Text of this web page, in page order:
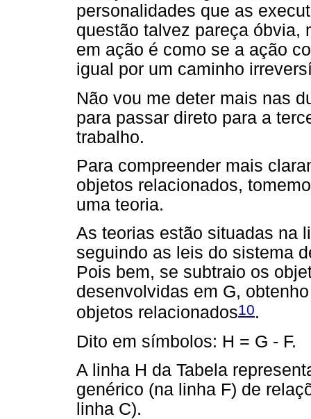
personalidades que as
questão talvez pareça óbvia,
em ação é como se a ação
igual por um caminho
Não vou me deter mais nas
para passar direto para a
trabalho.
Para compreender mais
objetos relacionados,
uma teoria.
As teorias estão situadas na
seguindo as leis do sistema
Pois bem, se subtraio os
desenvolvidas em G,
objetos relacionados10.
Dito em símbolos: H = G - F.
A linha H da Tabela
genérico (na linha F) de
linha C).